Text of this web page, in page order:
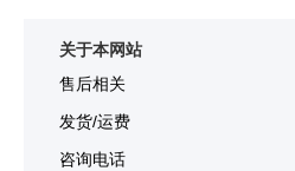
关于本网站
售后相关
发货/运费
咨询电话